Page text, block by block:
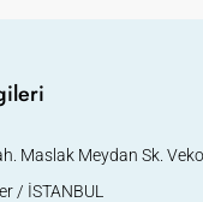
Maslak Meydan Sk.
/ İSTANBUL